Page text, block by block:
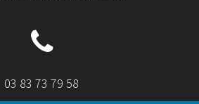
03 83 73 79 58